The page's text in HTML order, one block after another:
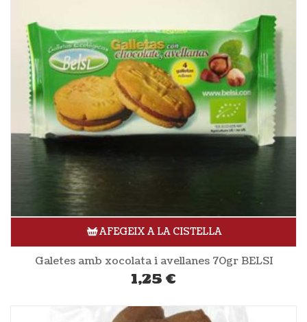
AFEGEIX A LA CISTELLA
Galetes amb xocolata i avellanes 70gr BELSI
1,25 €